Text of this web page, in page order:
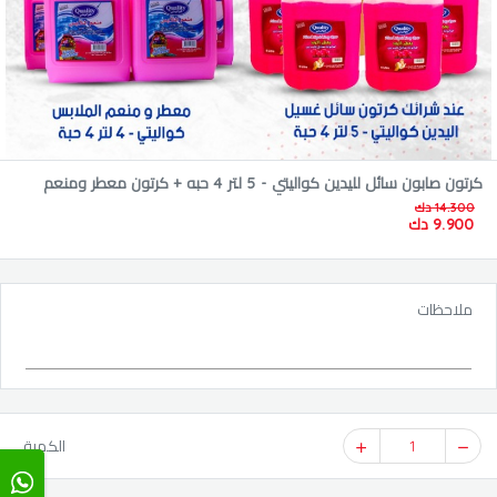
كرتون صابون سائل لليدين كواليتي - 5 لتر 4 حبه + كرتون معطر ومنعم
14.300 دك
9.900 دك
ملاحظات
الكمية 1